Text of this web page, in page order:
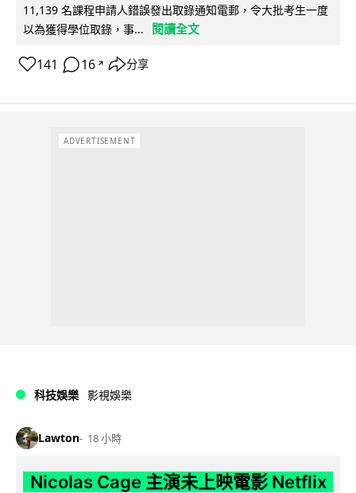
11,139 名課程申請人錯誤發出取錄通知電郵，令大批考生一度
以為獲得學位取錄，事...
閱讀全文
141 16 ↗ 分享
ADVERTISEMENT
科技娛樂 影視娛樂
Lawton 18 小時
Nicolas Cage 主演未上映電影 Netflix